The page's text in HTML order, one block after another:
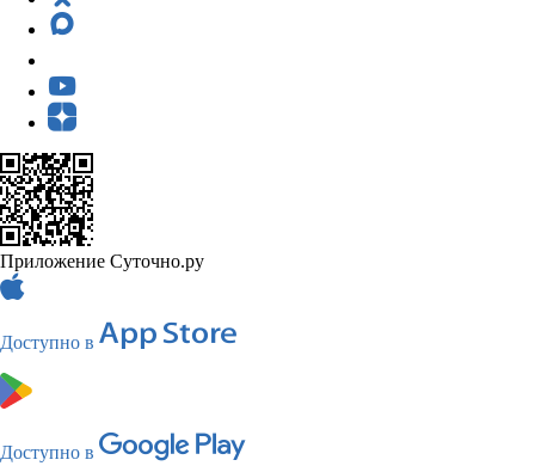
Приложение Суточно.ру
Доступно в
Доступно в